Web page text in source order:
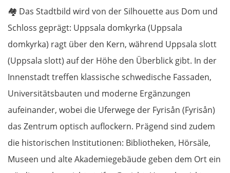
🏘️ Das Stadtbild wird von der Silhouette aus Dom und
Schloss geprägt: Uppsala domkyrka (Uppsala
domkyrka) ragt über den Kern, während Uppsala slott
(Uppsala slott) auf der Höhe den Überblick gibt. In der
Innenstadt treffen klassische schwedische Fassaden,
Universitätsbauten und moderne Ergänzungen
aufeinander, wobei die Uferwege der Fyrisån (Fyrisån)
das Zentrum optisch auflockern. Prägend sind zudem
die historischen Institutionen: Bibliotheken, Hörsäle,
Museen und alte Akademiegebäude geben dem Ort ein
OSTROUTE